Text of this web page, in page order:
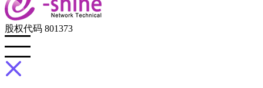
股权代码 801373